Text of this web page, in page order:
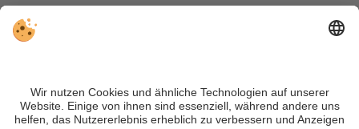
können Fehler auftreten. Wir übernehmen keine Gewähr für